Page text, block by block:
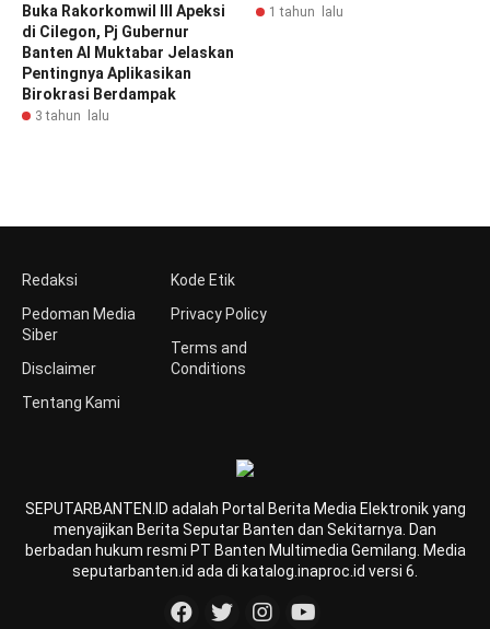
Buka Rakorkomwil III Apeksi
di Cilegon, Pj Gubernur
Banten Al Muktabar Jelaskan
Pentingnya Aplikasikan
Birokrasi Berdampak
3 tahun lalu
1 tahun lalu
Redaksi
Pedoman Media
Siber
Disclaimer
Tentang Kami
Kode Etik
Privacy Policy
Terms and
Conditions
SEPUTARBANTEN.ID adalah Portal Berita Media Elektronik yang
menyajikan Berita Seputar Banten dan Sekitarnya. Dan
berbadan hukum resmi PT Banten Multimedia Gemilang. Media
seputarbanten.id ada di katalog.inaproc.id versi 6.